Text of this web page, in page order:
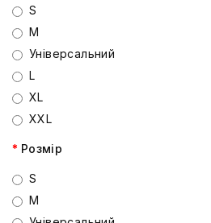
S
M
Універсальний
L
XL
XXL
Розмір
S
M